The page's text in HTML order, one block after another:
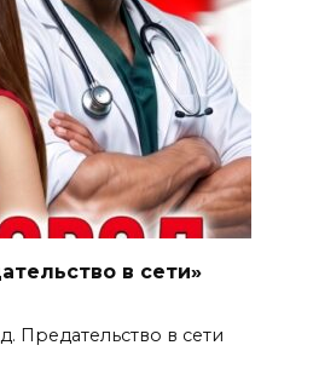
в сети»
Предательство в сети